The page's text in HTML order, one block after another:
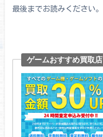
最後までお読みください。
ゲームおすすめ買取店